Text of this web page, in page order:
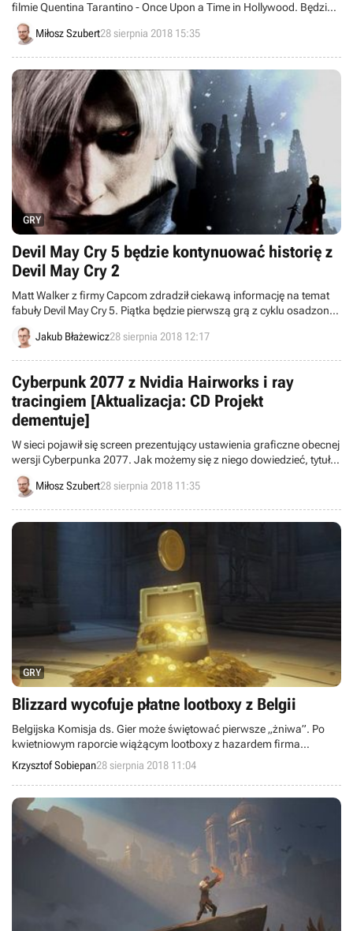
filmie Quentina Tarantino - Once Upon a Time in Hollywood. Będzie
nim Rafał Zawierucha. Polaka ujrzymy u boku między innymi Brada
Pitta, Leonardo DiCaprio oraz Margot Robbie.
Miłosz Szubert28 sierpnia 2018 15:35
GRY
Devil May Cry 5 będzie kontynuować historię z
Devil May Cry 2
Matt Walker z firmy Capcom zdradził ciekawą informację na temat
fabuły Devil May Cry 5. Piątka będzie pierwszą grą z cyklu osadzoną
po wydarzeniach z niesławnej drugiej odsłony serii.
Jakub Błażewicz28 sierpnia 2018 12:17
Cyberpunk 2077 z Nvidia Hairworks i ray
tracingiem [Aktualizacja: CD Projekt
dementuje]
W sieci pojawił się screen prezentujący ustawienia graficzne obecnej
wersji Cyberpunka 2077. Jak możemy się z niego dowiedzieć, tytuł
będzie obsługiwał technologię ray tracing w czasie rzeczywistym
oraz Nvidia Hairworks.
Miłosz Szubert28 sierpnia 2018 11:35
GRY
Blizzard wycofuje płatne lootboxy z Belgii
Belgijska Komisja ds. Gier może świętować pierwsze „żniwa”. Po
kwietniowym raporcie wiążącym lootboxy z hazardem firma
Blizzard zdecydowała się wycofać dla obywateli tego kraju
możliwość zakupu skrzynek w Overwatch i Heroes of the Storm za
prawdziwe pieniądze.
Krzysztof Sobiepan28 sierpnia 2018 11:04